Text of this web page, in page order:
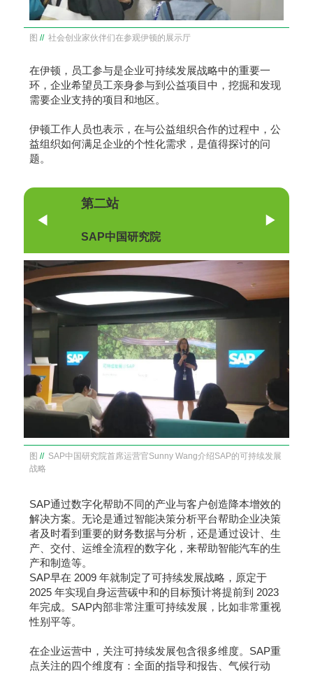
图 // 社会创业家伙伴们在参观伊顿的展示厅
在伊顿，员工参与是企业可持续发展战略中的重要一
环，企业希望员工亲身参与到公益项目中，挖掘和发现
需要企业支持的项目和地区。
伊顿工作人员也表示，在与公益组织合作的过程中，公
益组织如何满足企业的个性化需求，是值得探讨的问
题。
第二站
SAP中国研究院
图 // SAP中国研究院首席运营官Sunny Wang介绍SAP的可持续发展
战略
SAP通过数字化帮助不同的产业与客户创造降本增效的
解决方案。无论是通过智能决策分析平台帮助企业决策
者及时看到重要的财务数据与分析，还是通过设计、生
产、交付、运维全流程的数字化，来帮助智能汽车的生
产和制造等。
SAP早在 2009 年就制定了可持续发展战略，原定于
2025 年实现自身运营碳中和的目标预计将提前到 2023
年完成。SAP内部非常注重可持续发展，比如非常重视
性别平等。
在企业运营中，关注可持续发展包含很多维度。SAP重
点关注的四个维度有：全面的指导和报告、气候行动